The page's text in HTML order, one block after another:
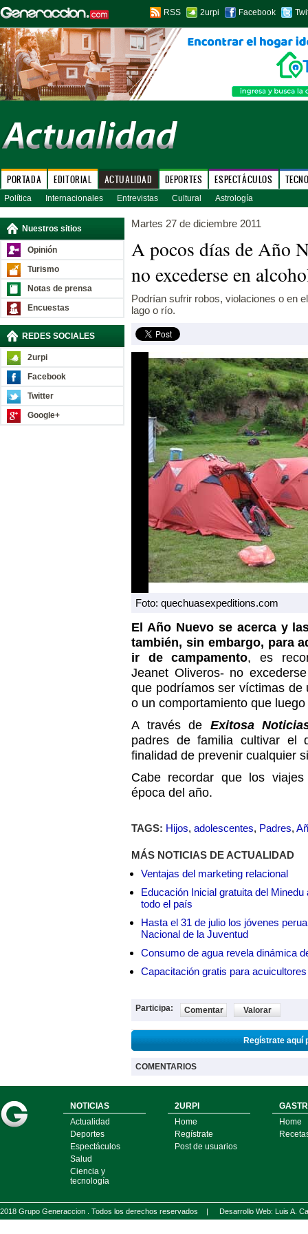
RSS 2urpi Facebook
PORTADA EDITORIAL ACTUALIDAD DEPORTES ESPECTÁCULOS
Política Internacionales Entrevistas Cultural Astrología
Nuestros sitios
Opinión
Turismo
Notas de prensa
Encuestas
REDES SOCIALES
2urpi
Facebook
Twitter
Google+
Martes 27 de diciembre 2011
A pocos días de Año
no excederse en
Podrían sufrir robos, violaciones o en
lago o río.
Foto: quechuasexpeditions.com
El Año Nuevo se acerca y
también, sin embargo, para
ir de campamento, es
Jeanet Oliveros- no
que podríamos ser víctimas
o un comportamiento que
A través de Exitosa
padres de familia cultivar el
finalidad de prevenir cualquier
Cabe recordar que los
época del año.
TAGS: Hijos, adolescentes, Padres,
MÁS NOTICIAS DE ACTUALIDAD
Ventajas del marketing relacional
Educación Inicial gratuita del
todo el país
Hasta el 31 de julio los jóvenes
Nacional de la Juventud
Consumo de agua revela dinámica
Capacitación gratis para
Participa: Comentar Valorar
Regístrate aquí
COMENTARIOS
NOTICIAS
Actualidad
Deportes
Espectáculos
Salud
Ciencia y
tecnología
2URPI
Home
Regístrate
Post de usuarios
Home
2018 Grupo Generaccion . Todos los derechos reservados | Desarrollo Web: Luis